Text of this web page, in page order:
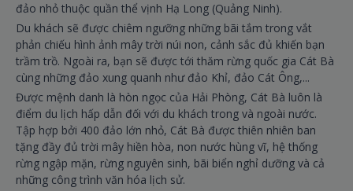
đảo nhỏ thuộc quần thể vịnh Hạ Long (Quảng Ninh).
Du khách sẽ được chiêm ngưỡng những bãi tắm trong vắt
phản chiếu hình ảnh mây trời núi non, cảnh sắc đủ khiến bạn
trầm trồ. Ngoài ra, bạn sẽ được tới thăm rừng quốc gia Cát Bà
cùng những đảo xung quanh như đảo Khỉ, đảo Cát Ông,...
Được mệnh danh là hòn ngọc của Hải Phòng, Cát Bà luôn là
điểm du lịch hấp dẫn đối với du khách trong và ngoài nước.
Tập hợp bởi 400 đảo lớn nhỏ, Cát Bà được thiên nhiên ban
tặng đầy đủ trời mây hiền hòa, non nước hùng vĩ, hệ thống
rừng ngập mặn, rừng nguyên sinh, bãi biển nghỉ dưỡng và cả
những công trình văn hóa lịch sử.